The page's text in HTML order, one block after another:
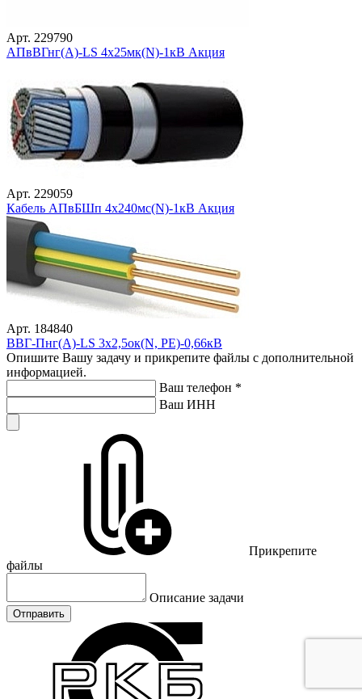
Арт. 229790
АПвВГнг(А)-LS 4х25мк(N)-1кВ Акция
Арт. 229059
Кабель АПвБШп 4х240мс(N)-1кВ Акция
Арт. 184840
ВВГ-Пнг(А)-LS 3х2,5ок(N, PE)-0,66кВ
Опишите Вашу задачу и прикрепите файлы с дополнительной
информацией.
Ваш телефон *
Ваш ИНН
Прикрепите
файлы
Описание задачи
Отправить